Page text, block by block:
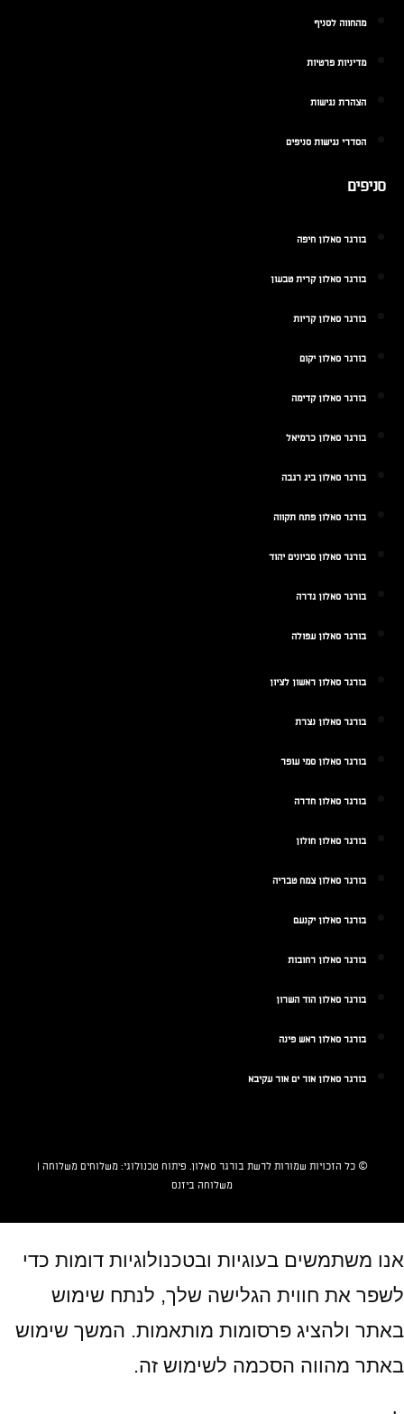
מהחווה לסניף
מדיניות פרטיות
הצהרת נגישות
הסדרי נגישות סניפים
סניפים
בורגר סאלון חיפה
בורגר סאלון קרית טבעון
בורגר סאלון קריות
בורגר סאלון יקום
בורגר סאלון קדימה
בורגר סאלון כרמיאל
בורגר סאלון ביג רגבה
בורגר סאלון פתח תקווה
בורגר סאלון סביונים יהוד
בורגר סאלון גדרה
בורגר סאלון עפולה
בורגר סאלון ראשון לציון
בורגר סאלון נצרת
בורגר סאלון סמי עופר
בורגר סאלון חדרה
בורגר סאלון חולון
בורגר סאלון צמח טבריה
בורגר סאלון יקנעם
בורגר סאלון רחובות
בורגר סאלון הוד השרון
בורגר סאלון ראש פינה
בורגר סאלון אור ים אור עקיבא
© כל הזכויות שמורות לרשת בורגר סאלון. פיתוח טכנולוגי:משלוחים משלוחה |
משלוחה ביזנס
אנו משתמשים בעוגיות ובטכנולוגיות דומות כדי
לשפר את חווית הגלישה שלך, לנתח שימוש
באתר ולהציג פרסומות מותאמות. המשך שימוש
באתר מהווה הסכמה לשימוש זה.